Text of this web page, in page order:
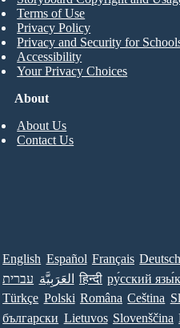
About
About Us
Contact Us
Terms of Use
Privacy Policy
Privacy and Security for
Accessibility
Your Privacy Choices
English Español Français Deutsch
עברית العَرَبِيَّة हिन्दी ру́сский язы́к
Türkçe Polski Româna Ceština
български Lietuvos Slovenščina